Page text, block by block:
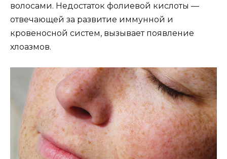
волосами. Недостаток фолиевой кислоты —
отвечающей за развитие иммунной и
кровеносной систем, вызывает появление
хлоазмов.